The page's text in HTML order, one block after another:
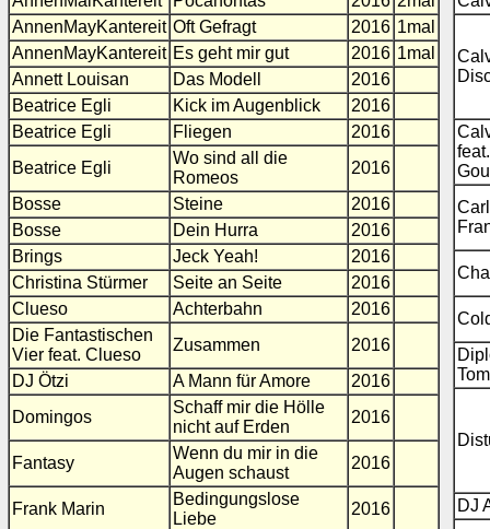
AnnenMayKantereit Oft Gefragt 2016 1mal
AnnenMayKantereit Es geht mir gut 2016 1mal
Annett Louisan
Das Modell
2016
Beatrice Egli
Kick im Augenblick
2016
Beatrice Egli
Fliegen
2016
Beatrice Egli
Wo sind all die
Romeos
2016
Bosse
Steine
2016
Bosse
Dein Hurra
2016
Brings
Jeck Yeah!
2016
Christina Stürmer
Seite an Seite
2016
Clueso
Achterbahn
2016
Die Fantastischen
Vier feat. Clueso
Zusammen
2016
DJ Ötzi
A Mann für Amore
2016
Domingos
Schaff mir die Hölle
nicht auf Erden
2016
Fantasy
Wenn du mir in die
Augen schaust
2016
Frank Marin
Bedingungslose
Liebe
2016
Tom
DJ